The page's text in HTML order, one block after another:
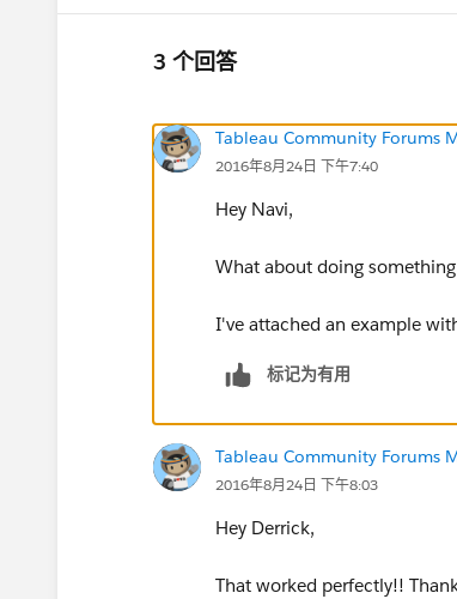
3 个回答
Tableau Community Forums
2016年8月24日 下午7:40
Hey Navi,
What about doing
I've attached an example
标记为有用
Tableau Community Forums
2016年8月24日 下午8:03
Hey Derrick,
That worked perfectly!!